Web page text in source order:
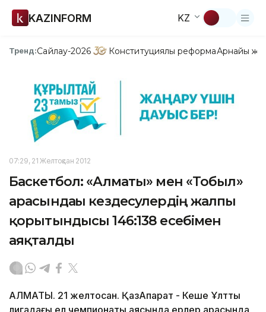
KAZINFORM KZ
Тренд:Сайлау-2026 Конституциялық реформаАрнайы
07:29, 21 Желтоқсан 2012
Баскетбол: «Алматы» мен «Тобыл»
арасындағы кездесулердің жалпы
қорытындысы 146:138 есебімен
аяқталды
АЛМАТЫ. 21 желтоқсан. ҚазАқпарат - Кеше Ұлттық